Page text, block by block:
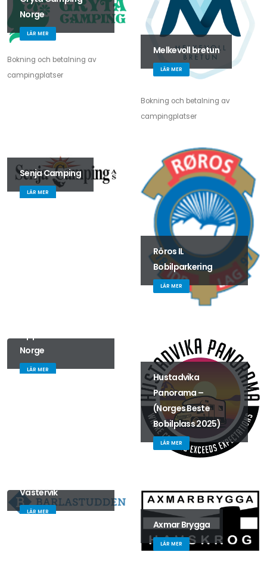
Norge
LÄR MER
Bokning och betalning av
campingplatser
Melkevoll bretun
LÄR MER
Bokning och betalning av
campingplatser
Senja Camping
LÄR MER
Röros IL
Bobilparkering
LÄR MER
Norge
LÄR MER
Hustadvika
Panorama –
(Norges Beste
Bobilplass 2025)
LÄR MER
Västervik
LÄR MER
Axmar Brygga
LÄR MER